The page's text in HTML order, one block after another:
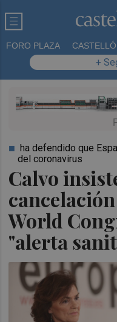
FORO PLAZA
+
Calvo
World
"alerta
ha defendido que
del coronavirus